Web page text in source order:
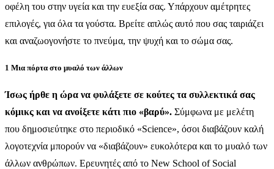
οφέλη του στην υγεία και την ευεξία σας. Υπάρχουν αμέτρητες
επιλογές, για όλα τα γούστα. Βρείτε απλώς αυτό που σας ταιριάζει
και αναζωογονήστε το πνεύμα, την ψυχή και το σώμα σας.
1 Μια πόρτα στο μυαλό των άλλων
Ίσως ήρθε η ώρα να φυλάξετε σε κούτες τα συλλεκτικά σας
κόμικς και να ανοίξετε κάτι πιο «βαρύ». Σύμφωνα με μελέτη
που δημοσιεύτηκε στο περιοδικό «Science», όσοι διαβάζουν καλή
λογοτεχνία μπορούν να «διαβάζουν» ευκολότερα και το μυαλό των
άλλων ανθρώπων. Ερευνητές από το New School of Social